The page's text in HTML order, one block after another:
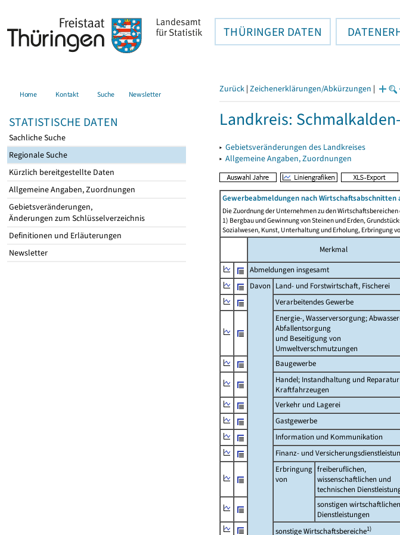
THÜRINGER DATEN
Home Kontakt Suche Newsletter
STATISTISCHE DATEN
Sachliche Suche
Regionale Suche
Kürzlich bereitgestellte Daten
Allgemeine Angaben, Zuordnungen
Gebietsveränderungen,
Änderungen zum Schlüsselverzeichnis
Definitionen und Erläuterungen
Newsletter
Zurück | Zeichenerklärungen/Abkürzungen |
Landkreis:
▸ Gebietsveränderungen des Landkreises
▸ Allgemeine Angaben, Zuordnungen
Gewerbeabmeldungen nach Wirtschaftsabschnitten
Die Zuordnung der Unternehmen zu den
1) Bergbau und Gewinnung von Steinen und Erden,
Sozialwesen, Kunst, Unterhaltung und Erholung, Erbringung
Merkmal
Abmeldungen insgesamt
Davon Land- und Forstwirtschaft, Fischerei
Verarbeitendes Gewerbe
Energie-, Wasserversorgung;
Abfallentsorgung
und Beseitigung von
Umweltverschmutzungen
Baugewerbe
Handel; Instandhaltung und
Kraftfahrzeugen
Verkehr und Lagerei
Gastgewerbe
Information und Kommunikation
Finanz- und
Erbringung
von
freiberuflichen,
wissenschaftlichen und
technischen
sonstigen wirtschaftlichen
Dienstleistungen
sonstige Wirtschaftsbereiche1)